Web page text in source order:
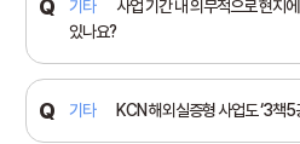
기타
사업 기간 내 의무적으로 현지
있나요?
기타 KCN 해외실증형 사업도 ‘3책5